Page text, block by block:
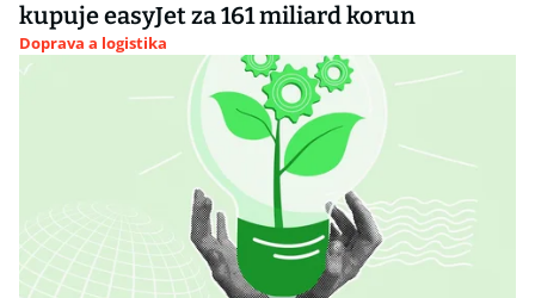
kupuje easyJet za 161 miliard korun
Doprava a logistika